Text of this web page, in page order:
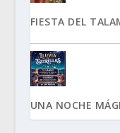
FIESTA DEL
UNA NOCHE